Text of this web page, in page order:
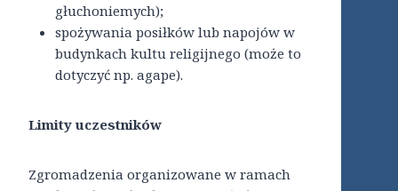
głuchoniemych);
spożywania posiłków lub napojów w
budynkach kultu religijnego (może to
dotyczyć np. agape).
Limity uczestników
Zgromadzenia organizowane w ramach